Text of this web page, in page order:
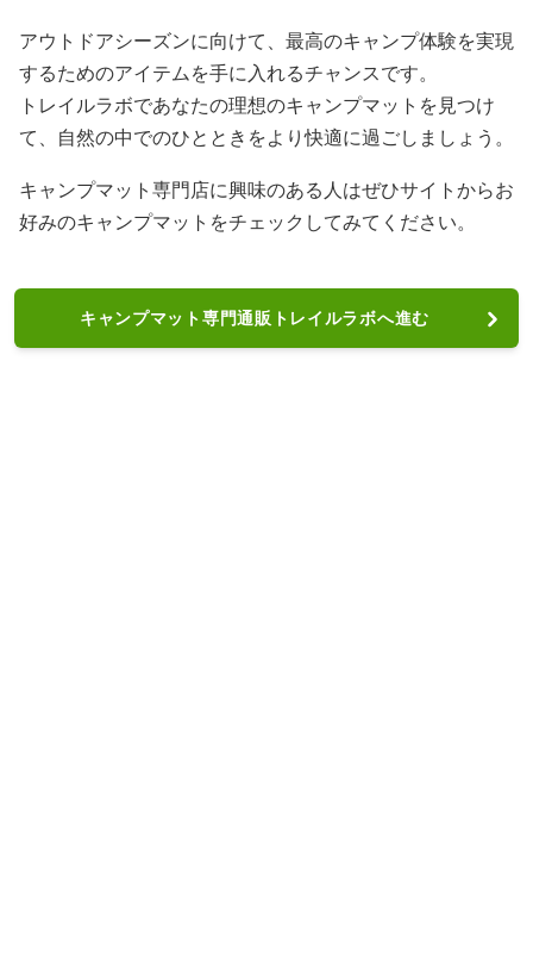
アウトドアシーズンに向けて、最高のキャンプ体験を実現
するためのアイテムを手に入れるチャンスです。
トレイルラボであなたの理想のキャンプマットを見つけ
て、自然の中でのひとときをより快適に過ごしましょう。
キャンプマット専門店に興味のある人はぜひサイトからお
好みのキャンプマットをチェックしてみてください。
キャンプマット専門通販トレイルラボへ進む